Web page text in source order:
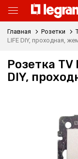
Главная Розетки
LIFE DIY, проходная,
Розетка TV
DIY,